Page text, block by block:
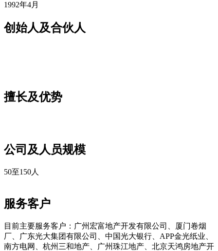
1992年4月
创始人及合伙人
擅长及优势
公司及人员规模
50至150人
服务客户
目前主要服务客户：广州宏富地产开发有限公司、厦门卷烟
厂、广东光大集团有限公司、中国光大银行、APP金光纸业、
南方电网、杭州三和地产、广州珠江地产、北京天鸿房地产开